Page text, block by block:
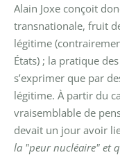
Alain Joxe conçoit
transnationale, fruit
légitime
États) ; la pratique
s’exprimer que par
légitime. À partir du
vraisemblable de
devait un jour avoir
la "peur nucléaire" et